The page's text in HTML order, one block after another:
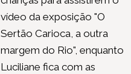
vídeo da exposição "O
Sertão Carioca, a outra
margem do Rio", enquanto
Luciliane fica com as